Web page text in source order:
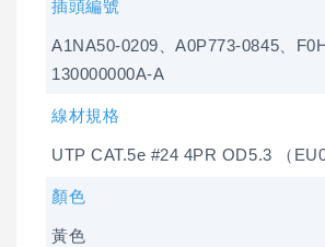
插頭編號
A1NA50-0209、A0P773-0845、
130000000A-A
線材規格
UTP CAT.5e #24 4PR OD5.3 （
顏色
黃色